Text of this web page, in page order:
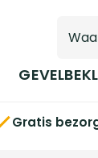
Gratis